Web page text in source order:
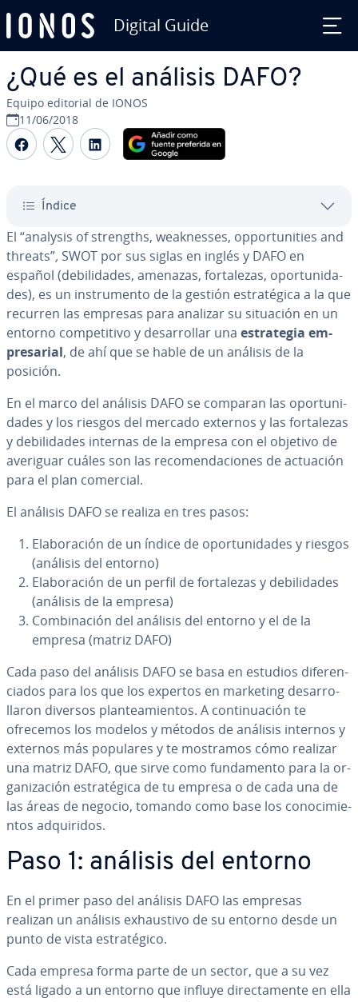
Digital Guide
¿Qué es el análisis DAFO?
Equipo editorial de IONOS
11/06/2018
Compartir Facebook
Compartir Twitter
Compartir LinkedIn
Índice
El “analysis of strengths, wea­k­ne­s­ses, op­po­r­tu­ni­ties and
threats”, SWOT por sus siglas en inglés y DAFO en
español (de­bi­li­da­des, amenazas, fo­r­ta­le­zas, opo­r­tu­ni­da­
des), es un in­s­tru­me­n­to de la gestión es­tra­té­gi­ca a la que
recurren las empresas para analizar su situación en un
entorno co­m­pe­ti­ti­vo y de­sa­rro­llar una es­tra­te­gia em­
pre­sa­rial, de ahí que se hable de un análisis de la
posición.
En el marco del análisis DAFO se comparan las opo­r­tu­ni­
da­des y los riesgos del mercado externos y las fo­r­ta­le­zas
y de­bi­li­da­des internas de la empresa con el objetivo de
averiguar cuáles son las re­co­me­n­da­cio­nes de actuación
para el plan comercial.
El análisis DAFO se realiza en tres pasos:
Ela­bo­ra­ción de un índice de opo­r­tu­ni­da­des y riesgos
(análisis del entorno)
Ela­bo­ra­ción de un perfil de fo­r­ta­le­zas y de­bi­li­da­des
(análisis de la empresa)
Co­m­bi­na­ción del análisis del entorno y el de la
empresa (matriz DAFO)
Cada paso del análisis DAFO se basa en estudios di­fe­re­n­
cia­dos para los que los expertos en marketing de­sa­rro­
lla­ron diversos pla­n­tea­mie­n­tos. A co­n­ti­nua­ción te
ofrecemos los modelos y métodos de análisis internos y
externos más populares y te mostramos cómo realizar
una matriz DAFO, que sirve como fu­n­da­me­n­to para la or­
ga­ni­za­ción es­tra­té­gi­ca de tu empresa o de cada una de
las áreas de negocio, tomando como base los co­no­ci­mie­
n­tos ad­qui­ri­dos.
Paso 1: análisis del entorno
En el primer paso del análisis DAFO las empresas
realizan un análisis exhau­s­ti­vo de su entorno desde un
punto de vista es­tra­té­gi­co.
Cada empresa forma parte de un sector, que a su vez
está ligado a un entorno que influye di­re­c­ta­me­n­te en ella